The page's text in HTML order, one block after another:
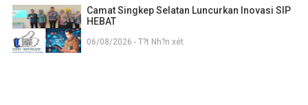
Camat Singkep Selatan Luncurkan Inovasi SIP
HEBAT
06/08/2026 - T?t Nh?n xét